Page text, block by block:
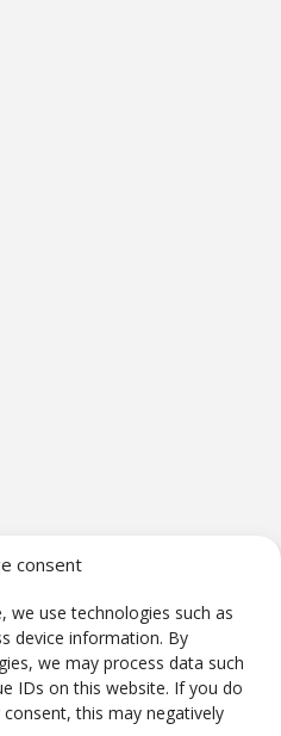
consent
we use technologies such as
device information. By
we may process data such
IDs on this website. If you do
this may negatively
(San Jose, Kalifornien, USA).